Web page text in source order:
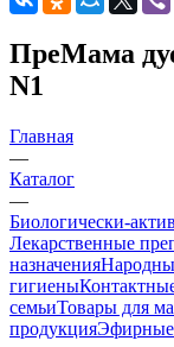
ПреМама
N1
Главная
—
Каталог
—
Биологически-
Лекарственные
назначения
гигиены
семьиТовары для
продукцияЭфирные